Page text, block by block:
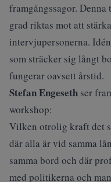
framgångssagor.
grad riktas mot att
intervjupersonerna.
som sträcker sig långt
fungerar oavsett årstid.
Stefan Engeseth ser
workshop:
Vilken otrolig kraft det
där alla är vid samma
samma bord och där
med politikerna och